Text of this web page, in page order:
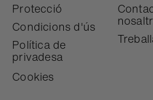
Protecció
Condicions d'ús
Política de
privadesa
Cookies